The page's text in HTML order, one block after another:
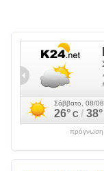
πρόγνωση